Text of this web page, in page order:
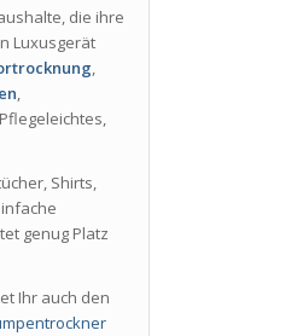
die ihre
Luxusgerät
,
,
Shirts,
genug Platz
Ihr auch den